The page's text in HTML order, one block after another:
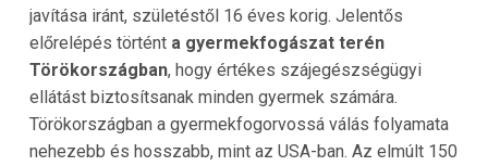
javítása iránt, születéstől 16 éves korig. Jelentős
előrelépés történt a gyermekfogászat terén
Törökországban, hogy értékes szájegészségügyi
ellátást biztosítsanak minden gyermek számára.
Törökországban a gyermekfogorvossá válás folyamata
nehezebb és hosszabb, mint az USA-ban. Az elmúlt 150